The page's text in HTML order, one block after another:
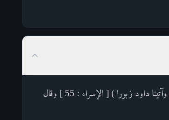
يخبر تعالى أنه فضل بعض الرسل على بعض كما قال : ( ولقد فضلنا بعض النبيين على بعض وآتينا داود زبورا ) [ الإسراء : 55 ] وقال